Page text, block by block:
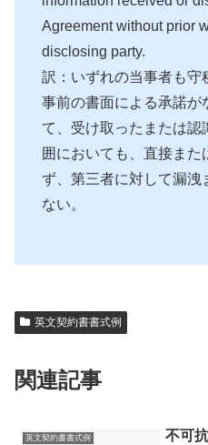
Agreement without prior
disclosing party.
訳：いずれの当事者も守
事前の書面による承諾が
て、受け取ったまたは認
囲においても、直接また
ず、第三者に対して漏洩
ない。
英文契約書書式例
関連記事
英文契約書書式例 不可